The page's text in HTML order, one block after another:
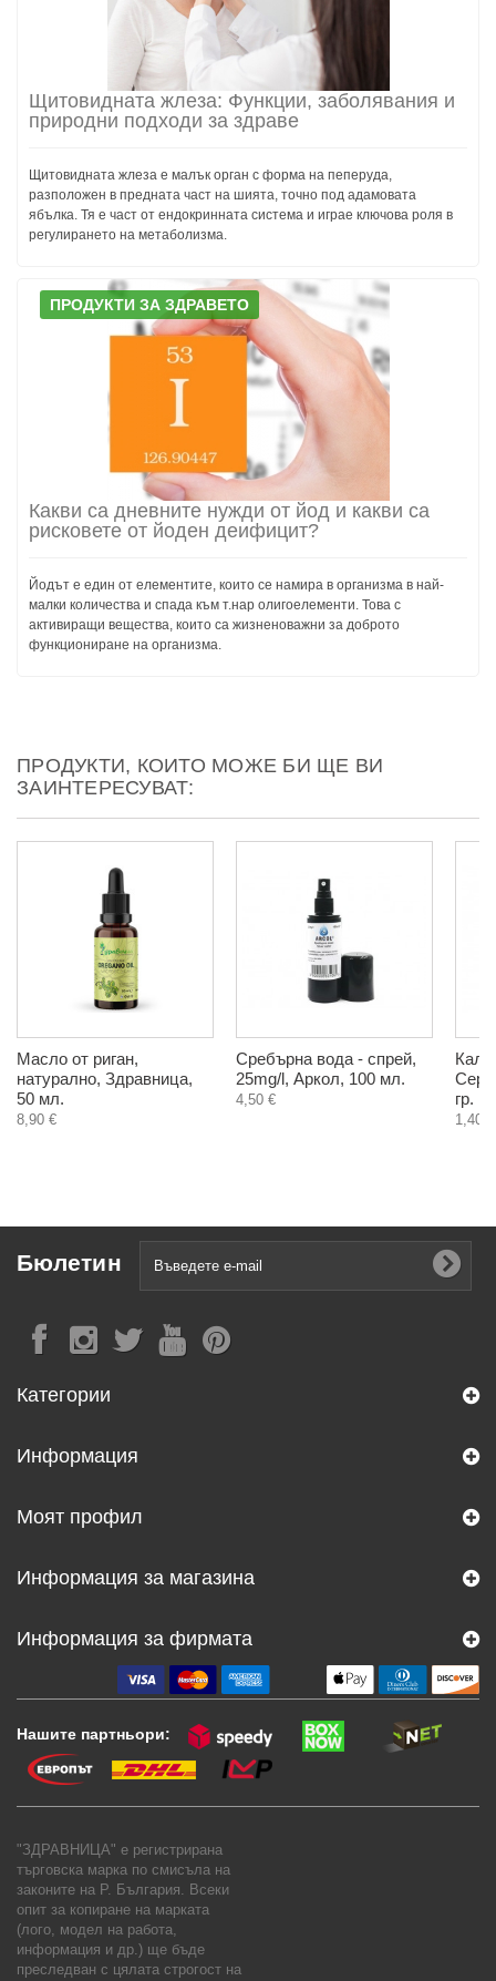
Щитовидната жлеза: Функции, заболявания и
природни подходи за здраве
Щитовидната жлеза е малък орган с форма на пеперуда,
разположен в предната част на шията, точно под адамовата
ябълка. Тя е част от ендокринната система и играе ключова роля в
регулирането на метаболизма.
ПРОДУКТИ ЗА ЗДРАВЕТО
Какви са дневните нужди от йод и какви са
рисковете от йоден деифицит?
Йодът е един от елементите, които се намира в организма в най-
малки количества и спада към т.нар олигоелементи. Това с
активиращи вещества, които са жизненоважни за доброто
функциониране на организма.
ПРОДУКТИ, КОИТО МОЖЕ БИ ЩЕ ВИ
ЗАИНТЕРЕСУВАТ:
Масло от риган,
натурално, Здравница,
50 мл.
8,90 €
Сребърна вода - спрей,
25mg/l, Аркол, 100 мл.
4,50 €
гр.
1,40 €
Бюлетин
Категории
Информация
Моят профил
Информация за магазина
Информация за фирмата
Нашите партньори:
"ЗДРАВНИЦА" е регистрирана
търговска марка по смисъла на
законите на Р. България. Всеки
опит за копиране на марката
(лого, модел на работа,
информация и др.) ще бъде
преследван с цялата строгост на